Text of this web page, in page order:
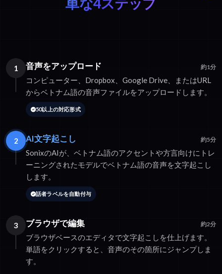
1 音声をアップロード 約1分
コンピューター、Dropbox、Google Drive、またはURL
からベトナム語の音声ファイルをアップロードします。
50以上の対応形式
2 AI文字起こし 約5分
SonixのAIが、ベトナム語のアクセントや方言向けにトレ
ーニングされたモデルでベトナム語の音声を文字起こし
します。
話者ラベルを自動付与
3 ブラウザで編集 約2分
ブラウザベースのエディタで文字起こしを仕上げます。
単語をクリックすると、音声のその箇所にジャンプしま
す。